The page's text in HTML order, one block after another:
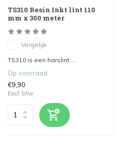
TS310 Resin Inkt lint 110
mm x 300 meter
Vergelijk
TS310 is een harslint ...
Op voorraad
€9,90
Excl. btw